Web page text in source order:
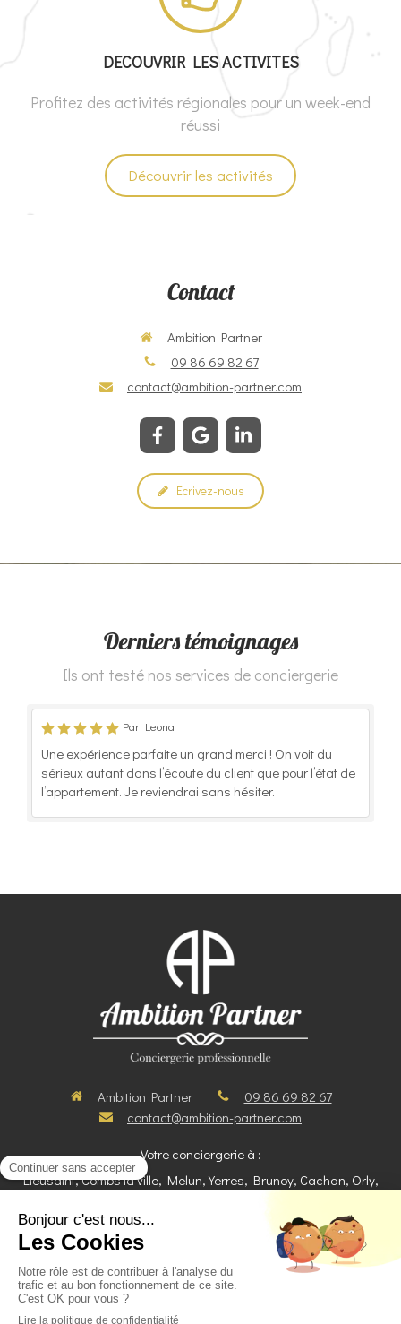
DECOUVRIR LES ACTIVITES
Profitez des activités régionales pour un week-end
réussi
Découvrir les activités
Contact
Ambition Partner
09 86 69 82 67
contact@ambition-partner.com
Ecrivez-nous
Derniers témoignages
Ils ont testé nos services de conciergerie
Par Leona
Une expérience parfaite un grand merci ! On voit du
sérieux autant dans l’écoute du client que pour l’état de
l’appartement. Je reviendrai sans hésiter.
Ambition Partner
09 86 69 82 67
contact@ambition-partner.com
Votre conciergerie à :
Lieusaint, Combs la ville, Melun, Yerres, Brunoy, Cachan, Orly,
Magny-le hongre, Lagny sur marne.
Recrutement
Mentions légales
Blog Ambition Partner